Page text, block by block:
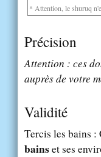
* Attention, le shuruq
Précision
Attention : ces
auprès de votre
Validité
Tercis les bains
bainset ses